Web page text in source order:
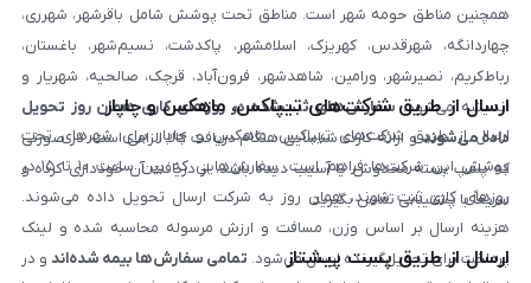
همچنین مناطق حومه شهر است. مناطق تحت پوشش شامل باقرشهر، شهرری،
چهاردانگه، شهرقدس، کهریزک، اسلامشهر، پاکدشت، نسیم‌شهر، باغستان،
رباط‌کریم، نصیرشهر، ورامین، شاهدشهر، فرون‌آباد، قرچک، صالحیه، شهریار و
اندیشه می‌شود. سفارش‌های ثبت‌شده در روزهای کاری همان روز تحویل
داده می‌شوندو ارائه کارت شناسایی هنگام دریافت کالا الزامی است. در صورتی
که پلمپ بسته مخدوش یا آسیب دیده باشد، از دریافت آن خودداری کرده و
سریعاً با پشتیبانی تماس بگیرید.
ارسال از طریق شرکت‌های تیپاکس، ماهکس و چاپار
ارسال از طریق شرکت‌های تیپاکس، ماهکس و چاپار برای شهرهای تحت
پوشش این شرکت‌ها فراهم است. سفارش‌هایی که بین ساعت ۱۰ تا ۱۵ در
روزهای کاری ثبت شوند، همان روز به شرکت ارسال تحویل داده می‌شوند.
هزینه ارسال بر اساس وزن، مسافت و ارزش مرسوله محاسبه شده و لینک
پرداخت برای تحویل‌گیرنده ارسال می‌شود. تمامی سفارش‌ها بیمه شده‌اند و در
ارسال از طریق پست پیشتاز